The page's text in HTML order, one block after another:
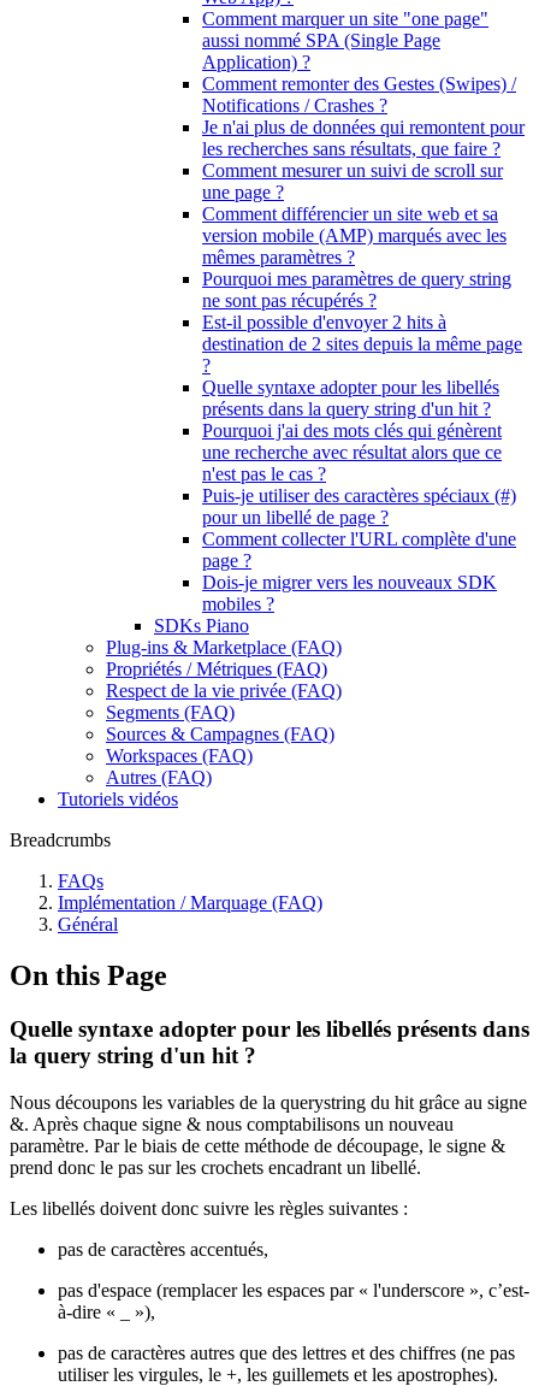
Comment marquer un site "one page"
aussi nommé SPA (Single Page
Application) ?
Comment remonter des Gestes (Swipes) /
Notifications / Crashes ?
Je n'ai plus de données qui remontent pour
les recherches sans résultats, que faire ?
Comment mesurer un suivi de scroll sur
une page ?
Comment différencier un site web et sa
version mobile (AMP) marqués avec les
mêmes paramètres ?
Pourquoi mes paramètres de query string
ne sont pas récupérés ?
Est-il possible d'envoyer 2 hits à
destination de 2 sites depuis la même page
?
Quelle syntaxe adopter pour les libellés
présents dans la query string d'un hit ?
Pourquoi j'ai des mots clés qui génèrent
une recherche avec résultat alors que ce
n'est pas le cas ?
Puis-je utiliser des caractères spéciaux (#)
pour un libellé de page ?
Comment collecter l'URL complète d'une
page ?
Dois-je migrer vers les nouveaux SDK
mobiles ?
SDKs Piano
Plug-ins & Marketplace (FAQ)
Propriétés / Métriques (FAQ)
Respect de la vie privée (FAQ)
Segments (FAQ)
Sources & Campagnes (FAQ)
Workspaces (FAQ)
Autres (FAQ)
Tutoriels vidéos
Breadcrumbs
FAQs
Implémentation / Marquage (FAQ)
Général
On this Page
Quelle syntaxe adopter pour les libellés présents dans
la query string d'un hit ?
Nous découpons les variables de la querystring du hit grâce au signe
&. Après chaque signe & nous comptabilisons un nouveau
paramètre. Par le biais de cette méthode de découpage, le signe &
prend donc le pas sur les crochets encadrant un libellé.
Les libellés doivent donc suivre les règles suivantes :
pas de caractères accentués,
pas d'espace (remplacer les espaces par « l'underscore », c’est-
à-dire « _ »),
pas de caractères autres que des lettres et des chiffres (ne pas
utiliser les virgules, le +, les guillemets et les apostrophes).